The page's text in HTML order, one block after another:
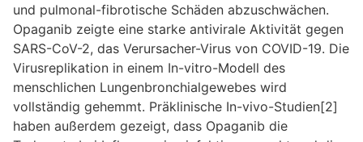
und pulmonal-fibrotische Schäden abzuschwächen.
Opaganib zeigte eine starke antivirale Aktivität gegen
SARS-CoV-2, das Verursacher-Virus von COVID-19. Die
Virusreplikation in einem In-vitro-Modell des
menschlichen Lungenbronchialgewebes wird
vollständig gehemmt. Präklinische In-vivo-Studien[2]
haben außerdem gezeigt, dass Opaganib die